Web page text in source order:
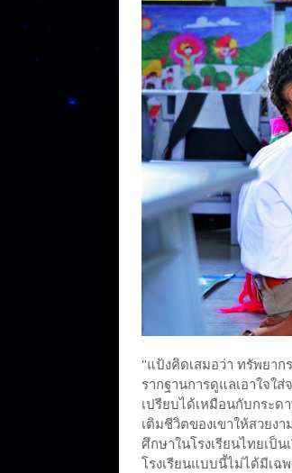
"แป้งคิดเสมอว่า ทรัพยา
รากฐานการดูแลเอาใจใ
เปรียบได้เหมือนกับกระ
เติมชีวิตของเขาให้สวยง
ศึกษาในโรงเรียนไทยเป็
โรงเรียนแบบนี้ไม่ได้มีเฉ